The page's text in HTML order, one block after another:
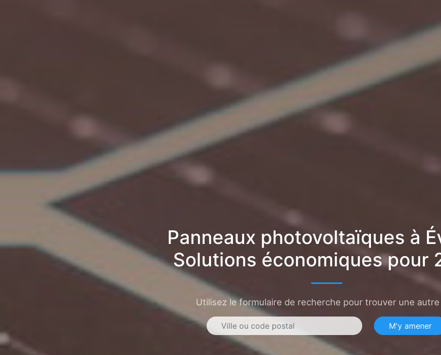
Panneaux photovoltaïques à
Solutions économiques pour
Utilisez le formulaire de recherche pour trouver une autre
M'y amener